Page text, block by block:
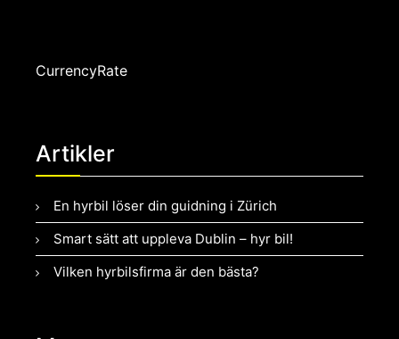
CurrencyRate
Artikler
En hyrbil löser din guidning i Zürich
Smart sätt att uppleva Dublin – hyr bil!
Vilken hyrbilsfirma är den bästa?